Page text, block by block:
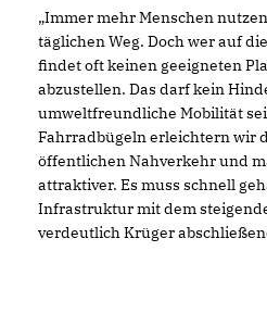
Immer mehr Menschen
täglichen Weg. Doch wer auf
findet oft keinen geeigneten
abzustellen. Das darf kein
umweltfreundliche Mobilität
Fahrradbügeln erleichtern wir
öffentlichen Nahverkehr und
attraktiver. Es muss schnell
Infrastruktur mit dem
verdeutlich Krüger